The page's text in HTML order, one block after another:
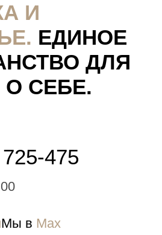
И
ЕДИНОЕ
ДЛЯ
СЕБЕ.
475
Мы в Мах